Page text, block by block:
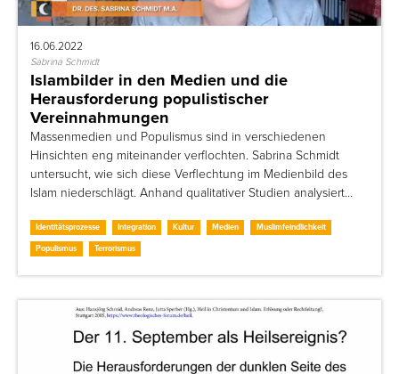
16.06.2022
Sabrina Schmidt
Islambilder in den Medien und die
Herausforderung populistischer
Vereinnahmungen
Massenmedien und Populismus sind in verschiedenen
Hinsichten eng miteinander verflochten. Sabrina Schmidt
untersucht, wie sich diese Verflechtung im Medienbild des
Islam niederschlägt. Anhand qualitativer Studien analysiert…
Identitätsprozesse Integration Kultur Medien
Muslimfeindlichkeit
Populismus
Terrorismus